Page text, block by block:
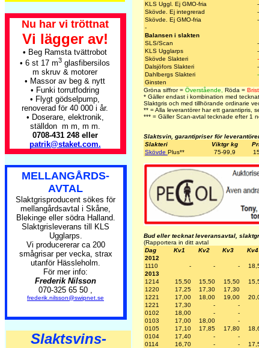
Nu har vi tröttnat
Vi lägger av!
• Beg Ramsta tvättrobot
• 6 st 17 m3 glasfibersilos
m skruv & motorer
• Massor av beg & nytt
• Funki torrutfodring
• Flygt gödselpump,
renoverad för 40 000 i år.
• Doserare, elektronik,
ställdon m m, m m.
0708-431 248 eller
patrik@staket.com.
MELLANGÅRDS-
AVTAL
Slaktgrisproducent sökes för
mellangårdsavtal i Skåne,
Blekinge eller södra Halland.
Slaktgrisleverans till KLS
Ugglarps.
Vi producererar ca 200
smågrisar per vecka, strax
utanför Hässleholm.
För mer info:
Frederik Nilsson
070-325 65 50 ,
frederik.nilsson@swipnet.se
Slaktsvins-
KLS Uggl. Ej GMO-fria
-
Skövde. Ej integrerad
-
Skövde. Ej GMO-fria
-
-
Balansen i slakten
SLS/Scan
-
KLS Ugglarps
-
Skövde Slakteri
-
Dalsjöfors Slakteri
-
Dahlbergs Slakteri
-
Ginsten
Gröna siffror = Överstående, Röda = Brist
* Gäller endast i kombination med
Slaktgris och med tillhörande ordinarie
** = Alla leverantörer har ett garantipris,
*** = Gäller Scan-avtal tecknade efter 1
Slaktsvin, garantipriser för
Slakteri
Viktgr kg
Skövde Plus** 75-99,9
Bud eller tecknat leveransavtal,
(Rapportera in ditt avtal
Dag
Kv1 Kv2 Kv3 Kv4
2012
1110
- - -
2013
1214
15,50 15,50 15,50
1220
17,25 17,30 17,30
1221
17,00 18,00 19,00
1221
17,30 - -
0102
18,00 - -
0103
17,00 18,00 -
0105
17,10 17,85 17,80
0104
17,40 - -
0114
16,70 - -